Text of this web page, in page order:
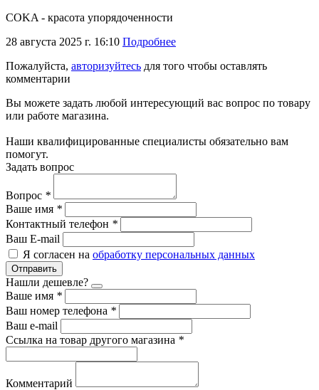
COKA - красота упорядоченности
28 августа 2025 г. 16:10 Подробнее
Пожалуйста, авторизуйтесь для того чтобы оставлять
комментарии
Вы можете задать любой интересующий вас вопрос по товару
или работе магазина.
Наши квалифицированные специалисты обязательно вам
помогут.
Задать вопрос
Вопрос *
Ваше имя *
Контактный телефон *
Ваш E-mail
Я согласен на обработку персональных данных
Отправить
Нашли дешевле?
Ваше имя *
Ваш номер телефона *
Ваш e-mail
Ссылка на товар другого магазина *
Комментарий